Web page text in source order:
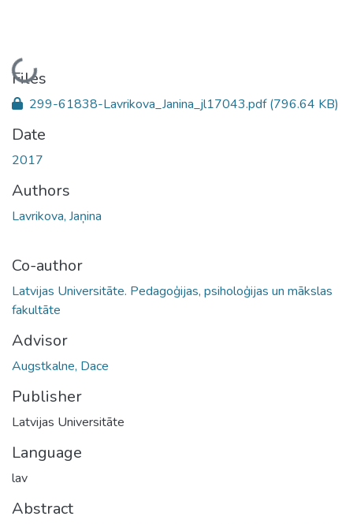
Loading...
Files
299-61838-Lavrikova_Janina_jl17043.pdf(796.64 KB)
Date
2017
Authors
Lavrikova, Jaņina
Co-author
Latvijas Universitāte. Pedagoģijas, psiholoģijas un mākslas
fakultāte
Advisor
Augstkalne, Dace
Publisher
Latvijas Universitāte
Language
lav
Abstract